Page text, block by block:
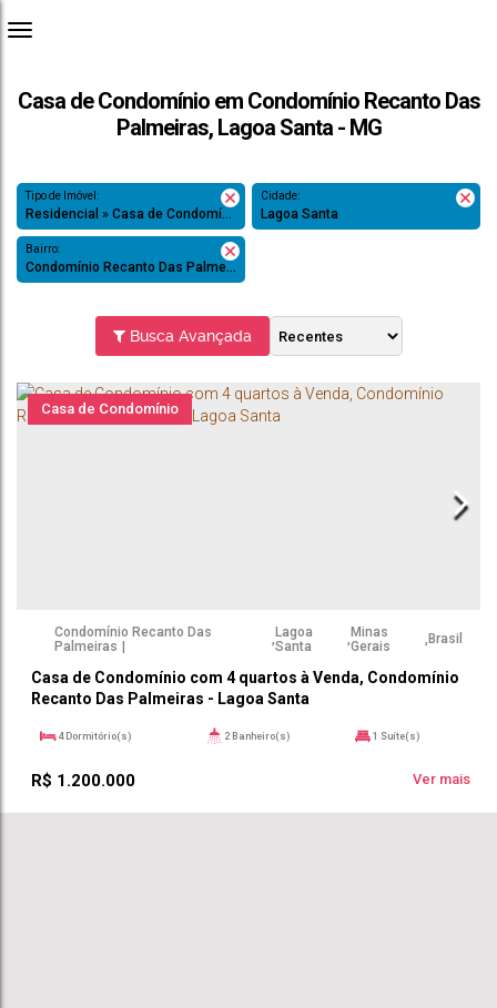
Casa de Condomínio em Condomínio Recanto Das
Palmeiras, Lagoa Santa - MG
Tipo de Imóvel:
Residencial » Casa de Condomínio
Cidade:
Lagoa Santa
Bairro:
Condomínio Recanto Das Palmeiras
Busca Avançada
Casa de Condomínio
Casa de Condomínio com 4 quartos à Venda, Condomínio
Recanto Das Palmeiras - Lagoa Santa
R$ 1.200.000
Condomínio Recanto Das
Palmeiras
,Lagoa
Santa
,Minas
Gerais
, Brasil
4 Dormitório(s) 2 Banheiro(s) 1 Suíte(s)
Ver mais